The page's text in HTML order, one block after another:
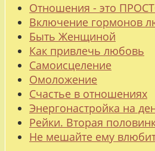
Отношения - это
Включение гормонов
Быть Женщиной
Как привлечь любовь
Самоисцеление
Омоложение
Счастье в отношениях
Энергонастройка на
Рейки. Вторая
Не мешайте ему